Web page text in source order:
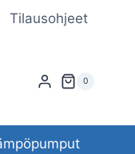
Tilausohjeet
0